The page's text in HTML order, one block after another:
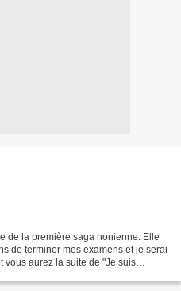
de la première saga nonienne. Elle
de terminer mes examens et je serai
aurez la suite de "Je suis